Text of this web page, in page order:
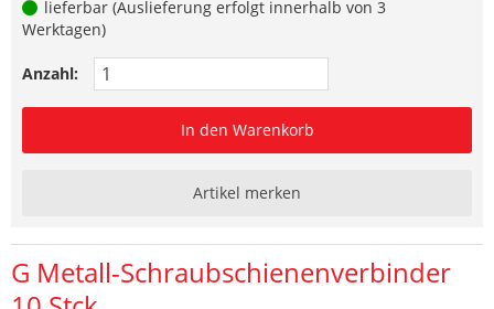
lieferbar (Auslieferung erfolgt innerhalb von 3
Werktagen)
Anzahl:
In den Warenkorb
Artikel merken
G Metall-Schraubschienenverbinder